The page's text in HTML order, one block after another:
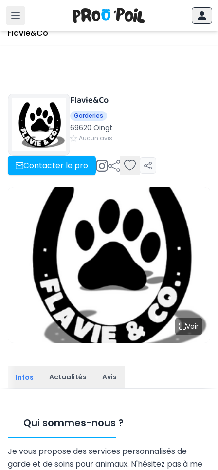
Accueil Flavie&Co
Flavie&Co
Flavie&Co
Garderies
69620 Oingt
Aucun avis
Contacter le pro
Voir
Infos Actualités Avis
Qui sommes-nous ?
Je vous propose des services personnalisés de
garde et de soins pour animaux. N'hésitez pas à me